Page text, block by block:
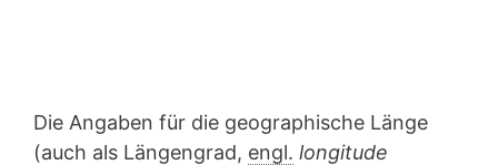
Die Angaben für die geographische Länge
(auch als Längengrad, engl. longitude